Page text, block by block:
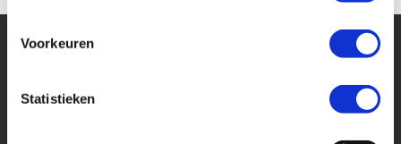
Voorkeuren
Statistieken